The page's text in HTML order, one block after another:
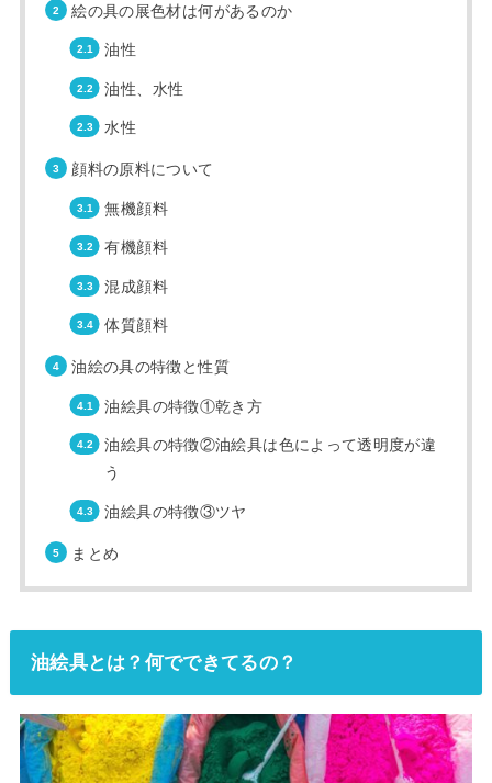
絵の具の展色材は何があるのか
油性
油性、水性
水性
顔料の原料について
無機顔料
有機顔料
混成顔料
体質顔料
油絵の具の特徴と性質
油絵具の特徴①乾き方
油絵具の特徴②油絵具は色によって透明度が違
う
油絵具の特徴③ツヤ
まとめ
油絵具とは？何でできてるの？